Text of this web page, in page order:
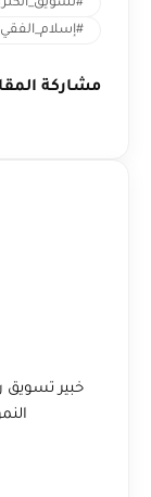
#إسلام_الفقي
مشاركة
خبير تسويق